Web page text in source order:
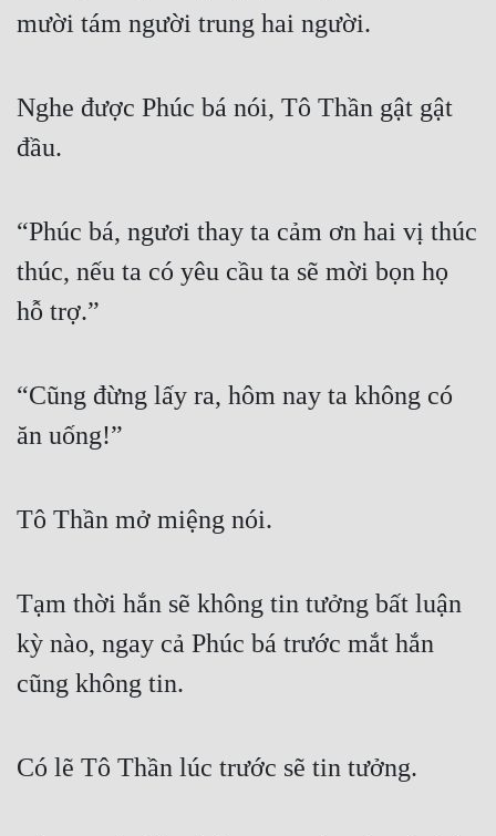
mười tám người trung hai người.
Nghe được Phúc bá nói, Tô Thần gật gật
đầu.
“Phúc bá, ngươi thay ta cảm ơn hai vị thúc
thúc, nếu ta có yêu cầu ta sẽ mời bọn họ
hỗ trợ.”
“Cũng đừng lấy ra, hôm nay ta không có
ăn uống!”
Tô Thần mở miệng nói.
Tạm thời hắn sẽ không tin tưởng bất luận
kỳ nào, ngay cả Phúc bá trước mắt hắn
cũng không tin.
Có lẽ Tô Thần lúc trước sẽ tin tưởng.